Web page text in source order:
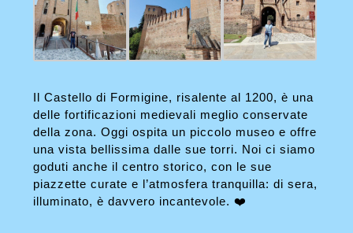
Il Castello di Formigine, risalente al 1200, è una
delle fortificazioni medievali meglio conservate
della zona. Oggi ospita un piccolo museo e offre
una vista bellissima dalle sue torri. Noi ci siamo
goduti anche il centro storico, con le sue
piazzette curate e l’atmosfera tranquilla: di sera,
illuminato, è davvero incantevole. ❤️